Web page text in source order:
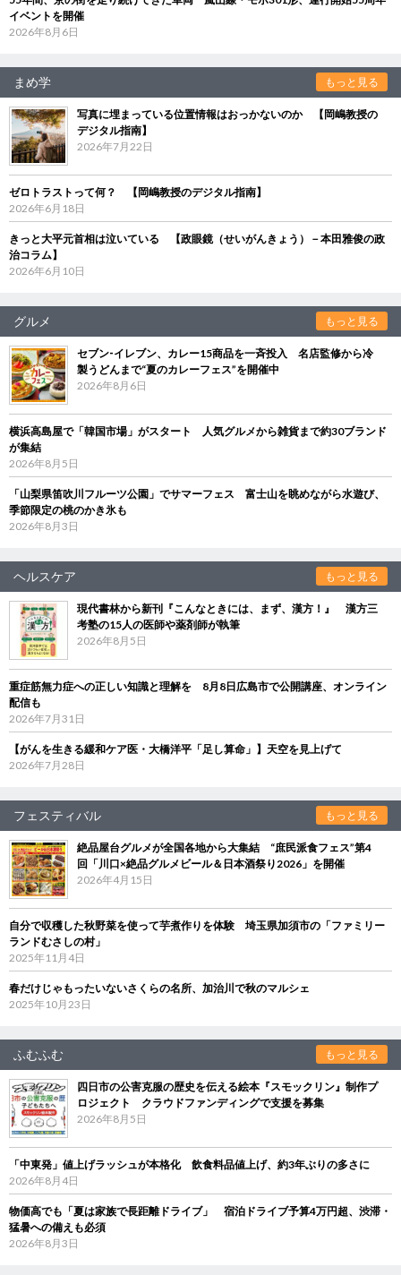
イベントを開催
2026年8月6日
まめ学 もっと見る
写真に埋まっている位置情報はおっかないのか 【岡嶋教授の
デジタル指南】
2026年7月22日
ゼロトラストって何？ 【岡嶋教授のデジタル指南】
2026年6月18日
きっと大平元首相は泣いている 【政眼鏡（せいがんきょう）－本田雅俊の政
治コラム】
2026年6月10日
グルメ もっと見る
セブン‐イレブン、カレー15商品を一斉投入 名店監修から冷
製うどんまで“夏のカレーフェス”を開催中
2026年8月6日
横浜高島屋で「韓国市場」がスタート 人気グルメから雑貨まで約30ブランド
が集結
2026年8月5日
「山梨県笛吹川フルーツ公園」でサマーフェス 富士山を眺めながら水遊び、
季節限定の桃のかき氷も
2026年8月3日
ヘルスケア もっと見る
現代書林から新刊『こんなときには、まず、漢方！』 漢方三
考塾の15人の医師や薬剤師が執筆
2026年8月5日
重症筋無力症への正しい知識と理解を 8月8日広島市で公開講座、オンライン
配信も
2026年7月31日
【がんを生きる緩和ケア医・大橋洋平「足し算命」】天空を見上げて
2026年7月28日
フェスティバル もっと見る
絶品屋台グルメが全国各地から大集結 “庶民派食フェス”第4
回「川口×絶品グルメビール＆日本酒祭り2026」を開催
2026年4月15日
自分で収穫した秋野菜を使って芋煮作りを体験 埼玉県加須市の「ファミリー
ランドむさしの村」
2025年11月4日
春だけじゃもったいないさくらの名所、加治川で秋のマルシェ
2025年10月23日
ふむふむ もっと見る
四日市の公害克服の歴史を伝える絵本『スモックリン』制作プ
ロジェクト クラウドファンディングで支援を募集
2026年8月5日
「中東発」値上げラッシュが本格化 飲食料品値上げ、約3年ぶりの多さに
2026年8月4日
物価高でも「夏は家族で長距離ドライブ」 宿泊ドライブ予算4万円超、渋滞・
猛暑への備えも必須
2026年8月3日